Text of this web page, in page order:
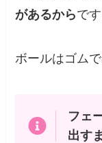
があるからです
ボールはゴム
フェ
出す